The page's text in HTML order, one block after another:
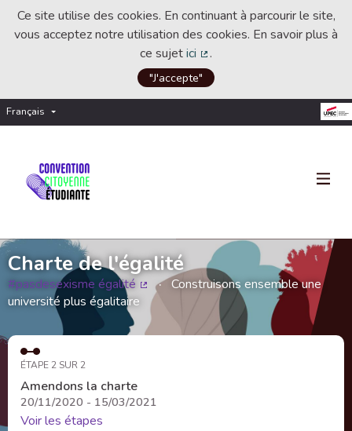
Ce site utilise des cookies. En continuant à parcourir le site,
vous acceptez notre utilisation des cookies. En savoir plus à
ce sujetici
(Lien externe)
.
"J'accepte"
Français Choisir la langue
Charte de l'égalité
#pasdesexisme égalité
(Lien externe)
Construisons ensemble une
université plus égalitaire
ÉTAPE 2 SUR 2
Amendons la charte
20/11/2020 - 15/03/2021
Voir les étapes